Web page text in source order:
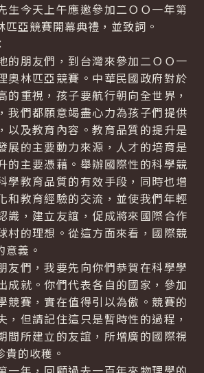
今天上午應邀參加二ＯＯ一年第
匹亞競賽開幕典禮，並致詞。
的朋友們，到台灣來參加二ＯＯ一
奧林匹亞競賽。中華民國政府對於
的重視，孩子要航行朝向全世界，
我們都願意竭盡心力為孩子們提供
以及教育內容。教育品質的提升是
展的主要動力來源，人才的培育是
的主要憑藉。舉辦國際性的科學競
學教育品質的有效手段，同時也增
和教育經驗的交流，並使我們年輕
識，建立友誼，促成將來國際合作
村的理想。從這方面來看，國際競
義。
友們，我要先向你們恭賀在科學學
成就。你們代表各自的國家，參加
競賽，實在值得引以為傲。競賽的
，但請記住這只是暫時性的過程，
間所建立的友誼，所增廣的國際視
的收穫。